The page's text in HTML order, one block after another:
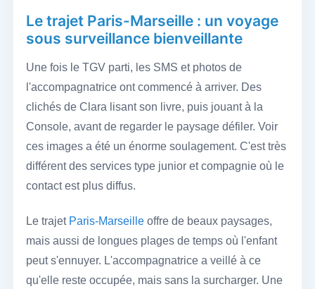
Le trajet Paris-Marseille : un voyage
sous surveillance bienveillante
Une fois le TGV parti, les SMS et photos de
l'accompagnatrice ont commencé à arriver. Des
clichés de Clara lisant son livre, puis jouant à la
Console, avant de regarder le paysage défiler. Voir
ces images a été un énorme soulagement. C'est très
différent des services type junior et compagnie où le
contact est plus diffus.
Le trajet Paris-Marseilleoffre de beaux paysages,
mais aussi de longues plages de temps où l'enfant
peut s'ennuyer. L'accompagnatrice a veillé à ce
qu'elle reste occupée, mais sans la surcharger. Une